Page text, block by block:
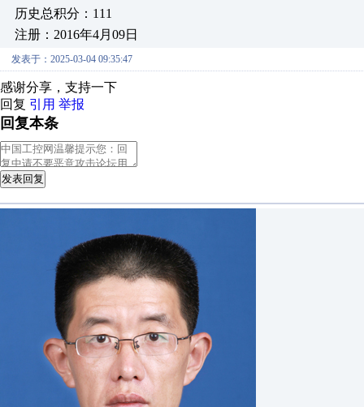
历史总积分：111
注册：2016年4月09日
发表于：2025-03-04 09:35:47
感谢分享，支持一下
回复 引用 举报
回复本条
发表回复